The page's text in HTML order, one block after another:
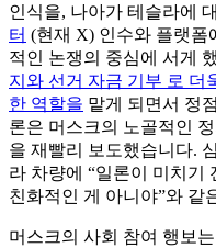
인식을, 나아가 테슬라에
터 (현재 X) 인수와 플랫폼
적인 논쟁의 중심에 서게
지와 선거 자금 기부 로 더
한 역할을 맡게 되면서 정
론은 머스크의 노골적인
을 재빨리 보도했습니다.
라 차량에 “일론이 미치기
친화적인 게 아니야”와 같
머스크의 사회 참여 행보